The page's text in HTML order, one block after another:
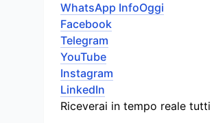
WhatsApp InfoOggi
Facebook
Telegram
YouTube
Instagram
LinkedIn
Riceverai in tempo reale